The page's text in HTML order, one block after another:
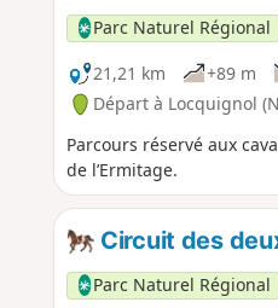
Parc Naturel Régional
21,21 km
+89 m
Départ à Locquignol
Parcours réservé aux
de l’Ermitage.
Circuit des
Parc Naturel Régional